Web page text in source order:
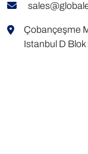
Çobançeşme
Istanbul D